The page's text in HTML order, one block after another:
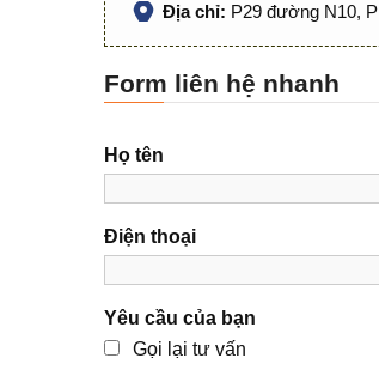
Địa chỉ: P29 đường N10,
Form liên hệ nhanh
Họ tên
Điện thoại
Yêu cầu của bạn
Gọi lại tư vấn